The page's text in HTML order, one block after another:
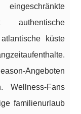
authentische
küste
Angeboten
Wellness-Fans
familienurlaub